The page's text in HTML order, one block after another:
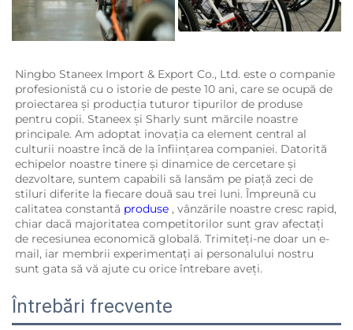
Ningbo Staneex Import & Export Co., Ltd. este o companie
profesionistă cu o istorie de peste 10 ani, care se ocupă de
proiectarea și producția tuturor tipurilor de produse
pentru copii. Staneex și Sharly sunt mărcile noastre
principale. Am adoptat inovația ca element central al
culturii noastre încă de la înființarea companiei. Datorită
echipelor noastre tinere și dinamice de cercetare și
dezvoltare, suntem capabili să lansăm pe piață zeci de
stiluri diferite la fiecare două sau trei luni. Împreună cu
calitatea constantă produse , vânzările noastre cresc rapid,
chiar dacă majoritatea competitorilor sunt grav afectați
de recesiunea economică globală. Trimiteți-ne doar un e-
mail, iar membrii experimentați ai personalului nostru
sunt gata să vă ajute cu orice întrebare aveți.
Întrebări frecvente